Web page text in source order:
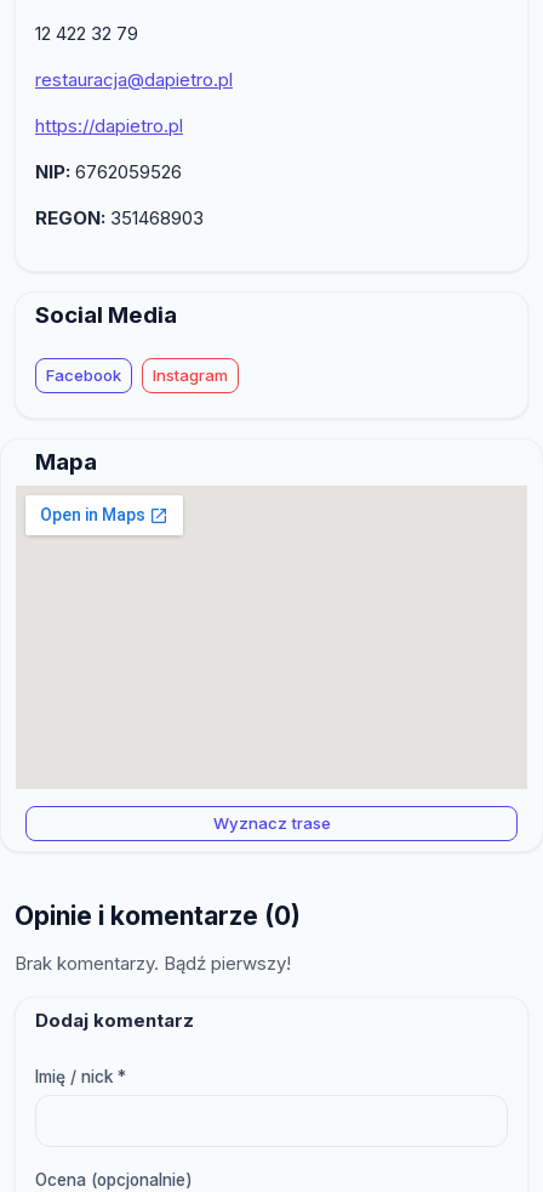
12 422 32 79
restauracja@dapietro.pl
https://dapietro.pl
NIP: 6762059526
REGON: 351468903
Social Media
Facebook Instagram
Mapa
Wyznacz trase
Opinie i komentarze (0)
Brak komentarzy. Bądź pierwszy!
Dodaj komentarz
Imię / nick *
Ocena (opcjonalnie)